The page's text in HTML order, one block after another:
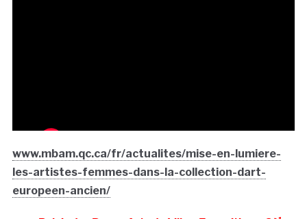
www.mbam.qc.ca/fr/actualites/mise-en-lumiere-
les-artistes-femmes-dans-la-collection-dart-
europeen-ancien/